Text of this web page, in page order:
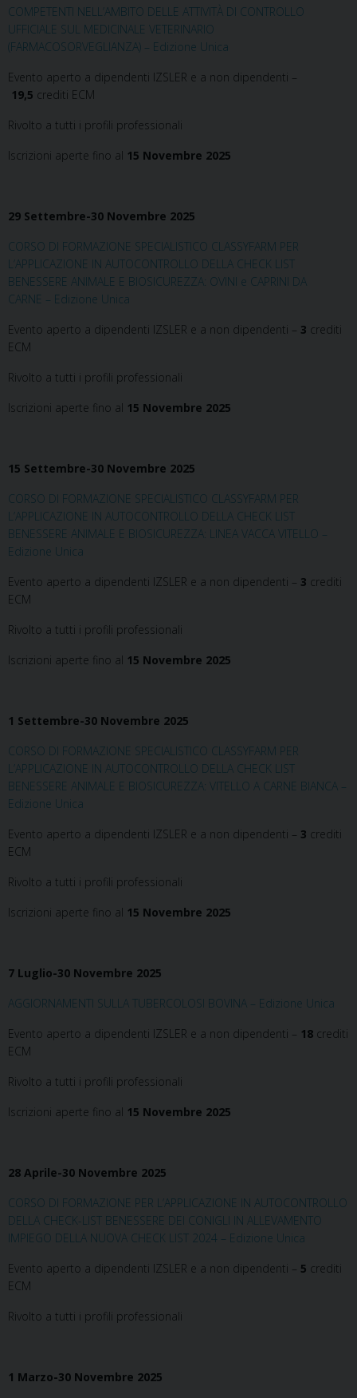
COMPETENTI NELL’AMBITO DELLE ATTIVITÀ DI CONTROLLO
UFFICIALE SUL MEDICINALE VETERINARIO
(FARMACOSORVEGLIANZA) – Edizione Unica
Evento aperto a dipendenti IZSLER e a non dipendenti –
19,5 crediti ECM
Rivolto a tutti i profili professionali
Iscrizioni aperte fino al 15 Novembre 2025
29 Settembre-30 Novembre 2025
CORSO DI FORMAZIONE SPECIALISTICO CLASSYFARM PER
L’APPLICAZIONE IN AUTOCONTROLLO DELLA CHECK LIST
BENESSERE ANIMALE E BIOSICUREZZA: OVINI e CAPRINI DA
CARNE – Edizione Unica
Evento aperto a dipendenti IZSLER e a non dipendenti – 3 crediti
ECM
Rivolto a tutti i profili professionali
Iscrizioni aperte fino al 15 Novembre 2025
15 Settembre-30 Novembre 2025
CORSO DI FORMAZIONE SPECIALISTICO CLASSYFARM PER
L’APPLICAZIONE IN AUTOCONTROLLO DELLA CHECK LIST
BENESSERE ANIMALE E BIOSICUREZZA: LINEA VACCA VITELLO –
Edizione Unica
Evento aperto a dipendenti IZSLER e a non dipendenti – 3 crediti
ECM
Rivolto a tutti i profili professionali
Iscrizioni aperte fino al 15 Novembre 2025
1 Settembre-30 Novembre 2025
CORSO DI FORMAZIONE SPECIALISTICO CLASSYFARM PER
L’APPLICAZIONE IN AUTOCONTROLLO DELLA CHECK LIST
BENESSERE ANIMALE E BIOSICUREZZA: VITELLO A CARNE BIANCA –
Edizione Unica
Evento aperto a dipendenti IZSLER e a non dipendenti – 3 crediti
ECM
Rivolto a tutti i profili professionali
Iscrizioni aperte fino al 15 Novembre 2025
7 Luglio-30 Novembre 2025
AGGIORNAMENTI SULLA TUBERCOLOSI BOVINA – Edizione Unica
Evento aperto a dipendenti IZSLER e a non dipendenti – 18 crediti
ECM
Rivolto a tutti i profili professionali
Iscrizioni aperte fino al 15 Novembre 2025
28 Aprile-30 Novembre 2025
CORSO DI FORMAZIONE PER L’APPLICAZIONE IN AUTOCONTROLLO
DELLA CHECK-LIST BENESSERE DEI CONIGLI IN ALLEVAMENTO
IMPIEGO DELLA NUOVA CHECK LIST 2024 – Edizione Unica
Evento aperto a dipendenti IZSLER e a non dipendenti – 5 crediti
ECM
Rivolto a tutti i profili professionali
1 Marzo-30 Novembre 2025